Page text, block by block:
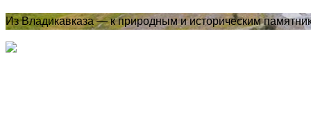
Из Владикавказа — к природным и историческим